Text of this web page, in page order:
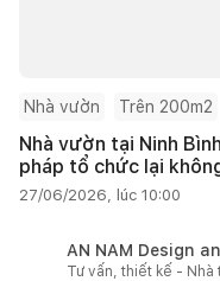
Nhà vườn Trên 200m2
Nhà vườn tại Ninh
pháp tổ chức lại
27/06/2026, lúc 10:00
AN NAM Design
Tư vấn, thiết kế - Nhà